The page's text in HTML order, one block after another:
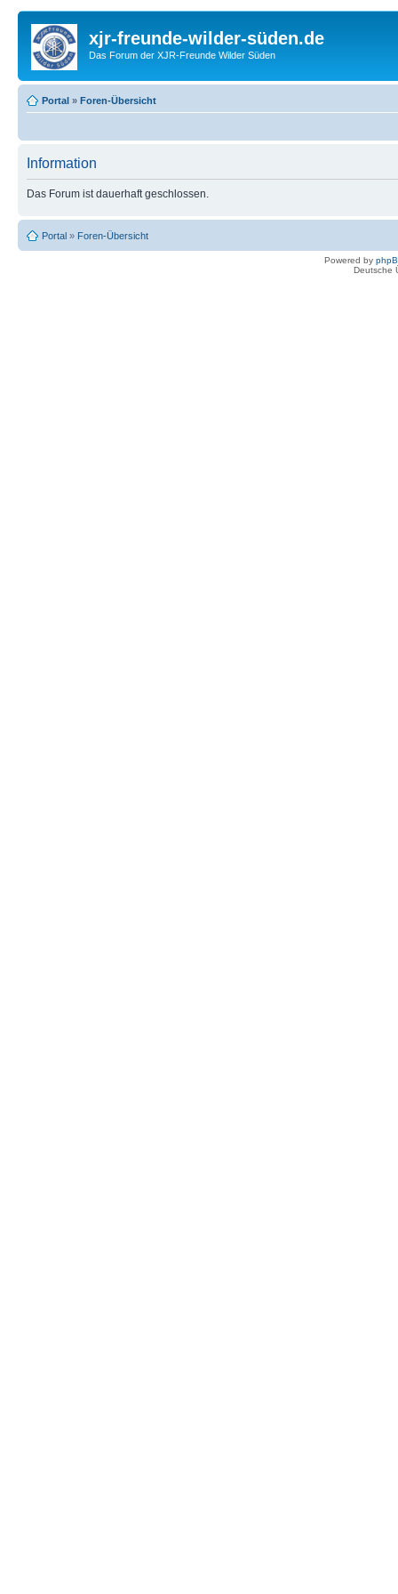
xjr-freunde-wilder-süden.de
Das Forum der XJR-Freunde Wilder Süden
Portal » Foren-Übersicht
Information
Das Forum ist dauerhaft geschlossen.
Portal » Foren-Übersicht
Powered by
Deutsche